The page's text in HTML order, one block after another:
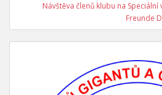
Návštěva členů klubu na
Freunde